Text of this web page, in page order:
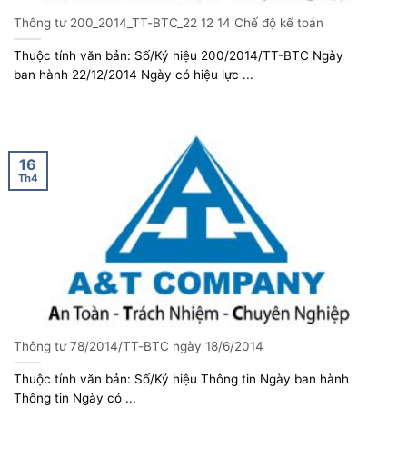
Thông tư 200_2014_TT-BTC_22 12 14 Chế độ kế toán
Thuộc tính văn bản: Số/Ký hiệu 200/2014/TT-BTC Ngày
ban hành 22/12/2014 Ngày có hiệu lực ...
Thông tư 78/2014/TT-BTC ngày 18/6/2014
Thuộc tính văn bản: Số/Ký hiệu Thông tin Ngày ban hành
Thông tin Ngày có ...
16
Th4